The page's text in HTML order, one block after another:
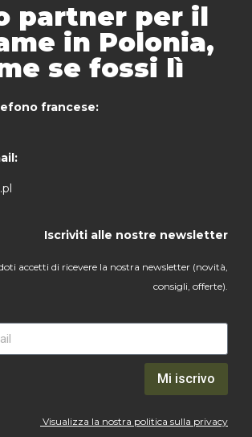
partner per il
in Polonia,
se fossi lì
francese:
Iscriviti alle nostre newsletter
accetti di ricevere la nostra newsletter (novità,
consigli, offerte).
Mi iscrivo
Visualizza la nostra politica sulla privacy